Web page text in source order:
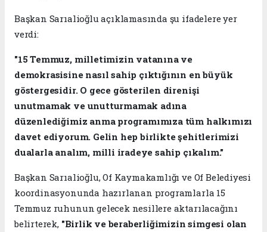
Başkan Sarıalioğlu açıklamasında şu ifadelere yer
verdi:
"15 Temmuz, milletimizin vatanına ve
demokrasisine nasıl sahip çıktığının en büyük
göstergesidir. O gece gösterilen direnişi
unutmamak ve unutturmamak adına
düzenlediğimiz anma programımıza tüm halkımızı
davet ediyorum. Gelin hep birlikte şehitlerimizi
dualarla analım, milli iradeye sahip çıkalım."
Başkan Sarıalioğlu, Of Kaymakamlığı ve Of Belediyesi
koordinasyonunda hazırlanan programlarla 15
Temmuz ruhunun gelecek nesillere aktarılacağını
belirterek, "Birlik ve beraberliğimizin simgesi olan